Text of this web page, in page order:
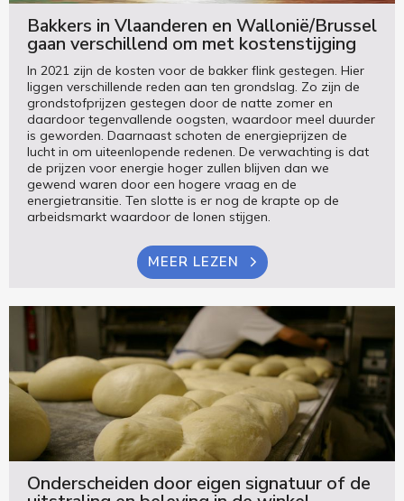
Bakkers in Vlaanderen en Wallonië/Brussel
gaan verschillend om met kostenstijging
In 2021 zijn de kosten voor de bakker flink gestegen. Hier
liggen verschillende reden aan ten grondslag. Zo zijn de
grondstofprijzen gestegen door de natte zomer en
daardoor tegenvallende oogsten, waardoor meel duurder
is geworden. Daarnaast schoten de energieprijzen de
lucht in om uiteenlopende redenen. De verwachting is dat
de prijzen voor energie hoger zullen blijven dan we
gewend waren door een hogere vraag en de
energietransitie. Ten slotte is er nog de krapte op de
arbeidsmarkt waardoor de lonen stijgen.
MEER LEZEN
Onderscheiden door eigen signatuur of de